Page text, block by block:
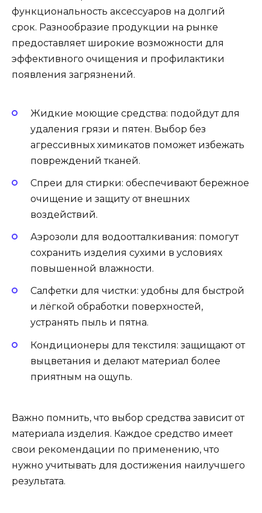
функциональность аксессуаров на долгий
срок. Разнообразие продукции на рынке
предоставляет широкие возможности для
эффективного очищения и профилактики
появления загрязнений.
Жидкие моющие средства: подойдут для
удаления грязи и пятен. Выбор без
агрессивных химикатов поможет избежать
повреждений тканей.
Спреи для стирки: обеспечивают бережное
очищение и защиту от внешних
воздействий.
Аэрозоли для водоотталкивания: помогут
сохранить изделия сухими в условиях
повышенной влажности.
Салфетки для чистки: удобны для быстрой
и лёгкой обработки поверхностей,
устранять пыль и пятна.
Кондиционеры для текстиля: защищают от
выцветания и делают материал более
приятным на ощупь.
Важно помнить, что выбор средства зависит от
материала изделия. Каждое средство имеет
свои рекомендации по применению, что
нужно учитывать для достижения наилучшего
результата.